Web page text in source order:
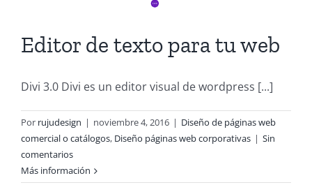
Editor de texto para tu web
Divi 3.0 Divi es un editor visual de wordpress [...]
Por rujudesign | noviembre 4, 2016 | Diseño de páginas web
comercial o catálogos, Diseño páginas web corporativas | Sin
comentarios
Más información